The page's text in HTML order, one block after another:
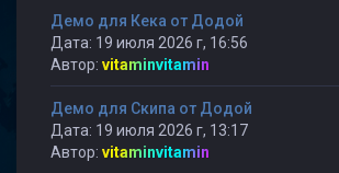
Демо для Кека от Додой
Дата: 19 июля 2026 г, 16:56
Автор: vitaminvitamin
Демо для Скипа от Додой
Дата: 19 июля 2026 г, 13:17
Автор: vitaminvitamin